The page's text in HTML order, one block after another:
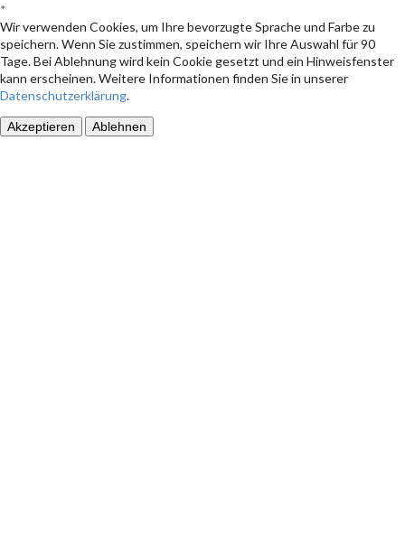
*
Wir verwenden Cookies, um Ihre bevorzugte Sprache und Farbe zu
speichern. Wenn Sie zustimmen, speichern wir Ihre Auswahl für 90
Tage. Bei Ablehnung wird kein Cookie gesetzt und ein Hinweisfenster
kann erscheinen. Weitere Informationen finden Sie in unserer
Datenschutzerklärung.
Akzeptieren Ablehnen